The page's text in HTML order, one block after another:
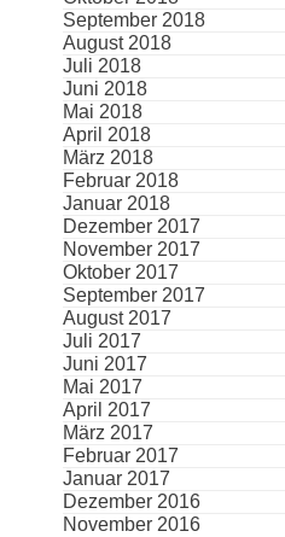
September 2018
August 2018
Juli 2018
Juni 2018
Mai 2018
April 2018
März 2018
Februar 2018
Januar 2018
Dezember 2017
November 2017
Oktober 2017
September 2017
August 2017
Juli 2017
Juni 2017
Mai 2017
April 2017
März 2017
Februar 2017
Januar 2017
Dezember 2016
November 2016